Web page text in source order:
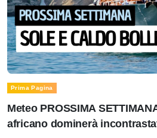
Prima Pagina
Meteo PROSSIMA
africano dominerà